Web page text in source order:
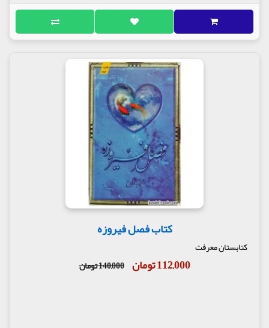
کتاب فصل فیروزه
کتابستان معرفت
112,000 تومان 140,000 تومان